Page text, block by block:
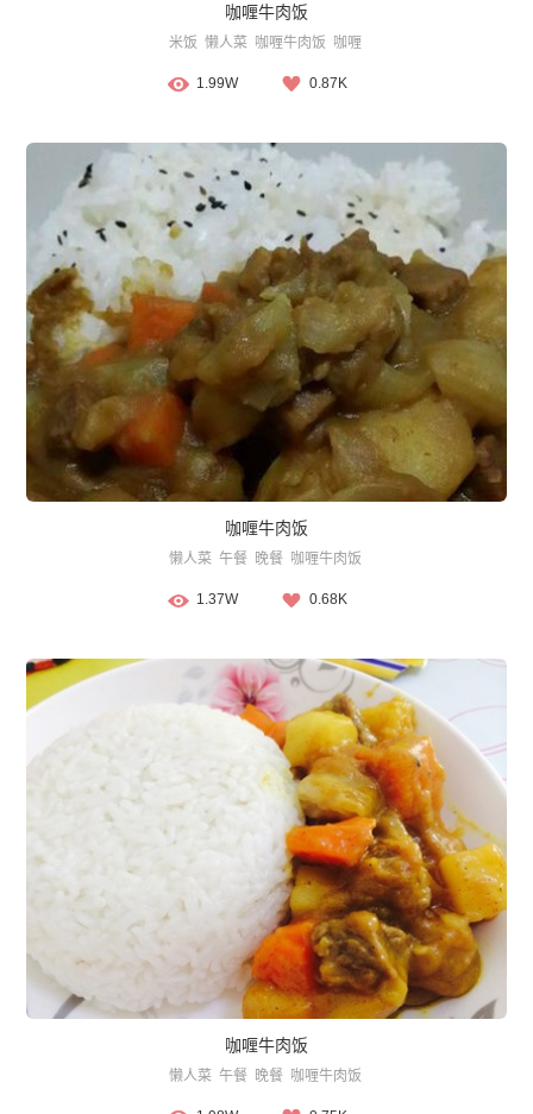
咖喱牛肉饭
米饭 懒人菜 咖喱牛肉饭 咖喱
1.99W 0.87K
咖喱牛肉饭
懒人菜 午餐 晚餐 咖喱牛肉饭
1.37W 0.68K
咖喱牛肉饭
懒人菜 午餐 晚餐 咖喱牛肉饭